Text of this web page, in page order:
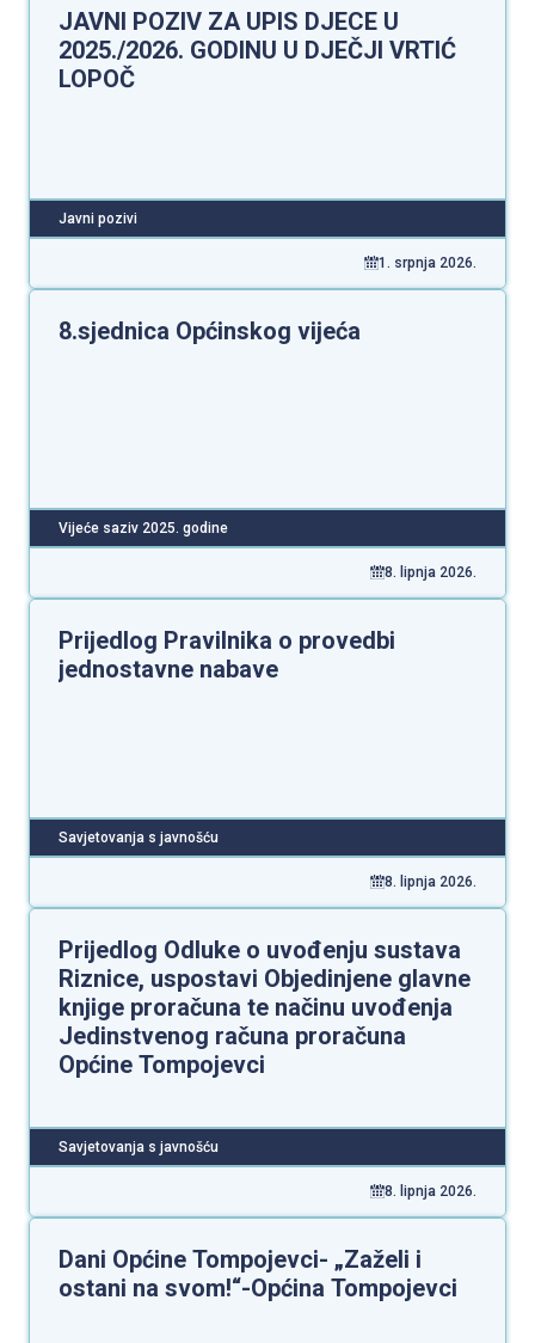
JAVNI POZIV ZA UPIS DJECE U
2025./2026. GODINU U DJEČJI VRTIĆ
LOPOČ
Javni pozivi
1. srpnja 2026.
8.sjednica Općinskog vijeća
Vijeće saziv 2025. godine
8. lipnja 2026.
Prijedlog Pravilnika o provedbi
jednostavne nabave
Savjetovanja s javnošću
8. lipnja 2026.
Prijedlog Odluke o uvođenju sustava
Riznice, uspostavi Objedinjene glavne
knjige proračuna te načinu uvođenja
Jedinstvenog računa proračuna
Općine Tompojevci
Savjetovanja s javnošću
8. lipnja 2026.
Dani Općine Tompojevci- „Zaželi i
ostani na svom!“-Općina Tompojevci